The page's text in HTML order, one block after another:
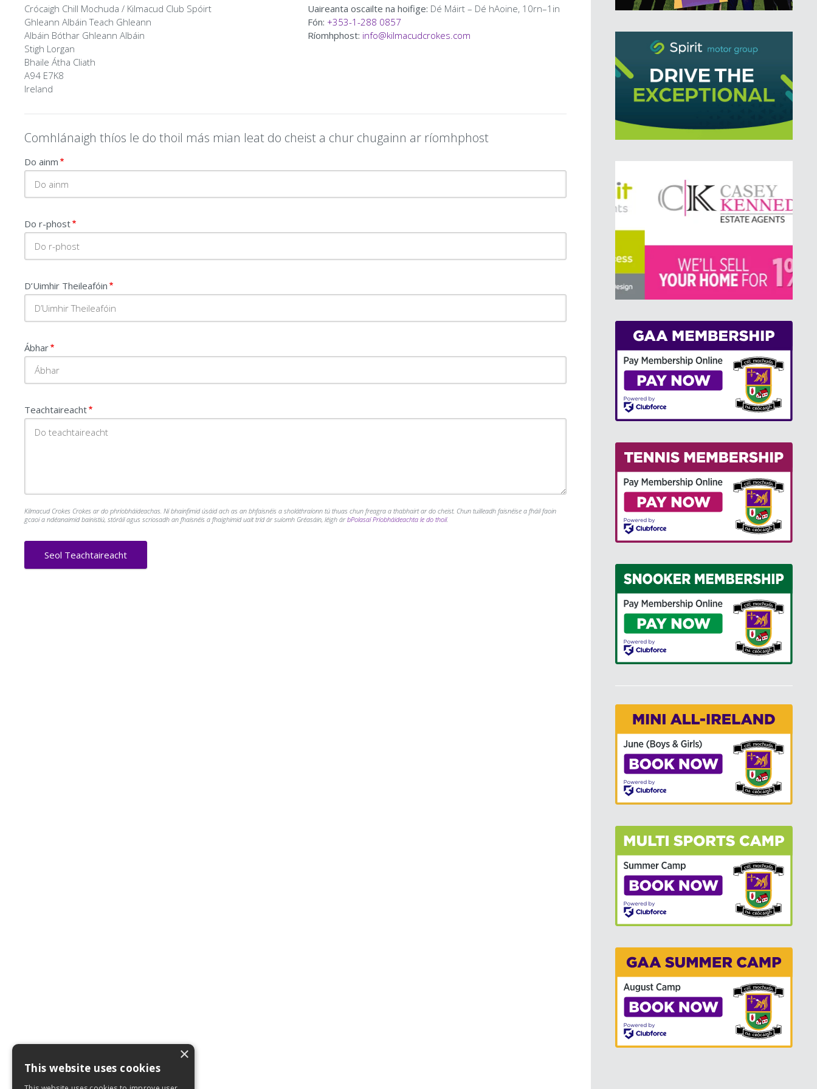
Leathanaigh
Crócaigh Chill Mochuda / Kilmacud Club Spóirt
Ghleann Albáin Teach Ghleann
Albáin Bóthar Ghleann Albáin
Stigh Lorgan
Bhaile Átha Cliath
A94 E7K8
Ireland
Uaireanta oscailte na hoifige: Dé Máirt – Dé hAoine, 10rn–1in
Fón: +353-1-288 0857
Ríomhphost: info@kilmacudcrokes.com
Téasc
Comhlánaigh thíos le do thoil más mian leat do cheist a chur chugainn ar ríomhphost
Foirm
Do ainm
Do r-phost
D’Uimhir Theileafóin
Ábhar
Teachtaireacht
Kilmacud Crokes Crokes ar do phríobháideachas. Ní bhainfimid úsáid ach as an bhfaisnéis a sholáthraíonn tú thuas chun freagra a thabhairt ar do cheist. Chun tuilleadh faisnéise a fháil faoin
gcaoi a ndéanaimid bainistiú, stóráil agus scriosadh an fhaisnéis a fhaighimid uait tríd ár suíomh Gréasáin, léigh árbPolasaí Príobháideachta le do thoil.
×
This website uses cookies